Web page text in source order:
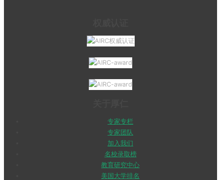
专家专栏
专家团队
加入我们
名校录取榜
教育研究中心
美国大学排名